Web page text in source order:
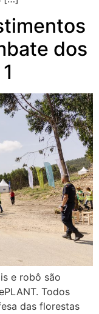
dos
e robô são
Todos
das florestas